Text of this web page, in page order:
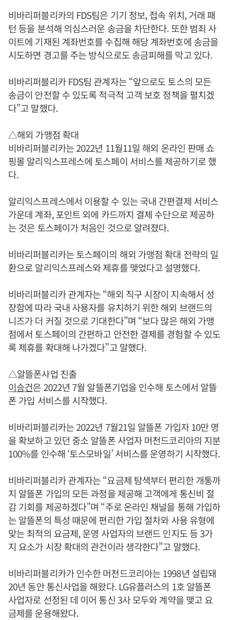
비바리퍼블리카의 FDS팀은 기기 정보, 접속 위치, 거래 패
턴 등을 분석해 의심스러운 송금을 차단한다. 또한 범죄 사
이트에 기재된 계좌번호를 수집해 해당 계좌번호에 송금을
시도하면 경고를 주는 방식으로도 송금피해를 막고 있다.
비바리퍼블리카 FDS팀 관계자는 “앞으로도 토스의 모든
송금이 안전할 수 있도록 적극적 고객 보호 정책을 펼치겠
다”고 말했다.
△해외 가맹점 확대
비바리퍼블리카는 2022년 11월11일 해외 온라인 판매 쇼
핑몰 알리익스프레스에 토스페이 서비스를 제공하기로 했
다.
알리익스프레스에서 이용할 수 있는 국내 간편결제 서비스
가운데 계좌, 포인트 외에 카드까지 결제 수단으로 제공하
는 것은 토스페이가 처음인 것으로 알려졌다.
비바리퍼블리카는 토스페이의 해외 가맹점 확대 전략의 일
환으로 알리익스프레스와 제휴를 맺었다고 설명했다.
비바리퍼블리카 관계자는 “해외 직구 시장이 지속해서 성
장함에 따라 국내 사용자를 유치하기 위한 해외 브랜드의
니즈가 더 커질 것으로 기대한다”며 “보다 많은 해외 가맹
점에서 토스페이의 간편하고 안전한 결제를 경험할 수 있도
록 제휴를 확대해 나가겠다”고 말했다.
△알뜰폰사업 진출
이승건은 2022년 7월 알뜰폰기업을 인수해 토스에서 알뜰
폰 가입 서비스를 시작했다.
비바리퍼블리카는 2022년 7월21일 알뜰폰 가입자 10만 명
을 확보하고 있던 중소 알뜰폰 사업자 머천드코리아의 지분
100%를 인수해 ‘토스모바일’ 서비스를 운영하기 시작했다.
비바리퍼블리카 관계자는 “요금제 탐색부터 편리한 개통까
지 알뜰폰 가입의 모든 과정을 제공해 고객에게 통신비 절
감 기회를 제공하겠다”며 “주로 온라인 채널을 통해 가입하
는 알뜰폰의 특성 때문에 편리한 가입 절차와 사용 유형에
맞는 최적의 요금제, 운영 사업자의 브랜드 인지도 등 3가
지 요소가 시장 확대의 관건이라 생각한다”고 말했다.
비바리퍼블리카가 인수한 머천드코리아는 1998년 설립돼
20년 동안 통신사업을 해왔다. LG유플러스의 1호 알뜰폰
사업자로 선정된 데 이어 통신 3사 모두와 계약을 맺고 요
금제를 운용해왔다.